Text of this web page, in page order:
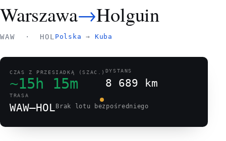
Warszawa→Holguin
WAW · HOL Polska → Kuba
CZAS Z PRZESIADKĄ (SZAC.)
~15h 15m
DYSTANS
8 689 km
TRASA
WAW–HOLBrak lotu bezpośredniego